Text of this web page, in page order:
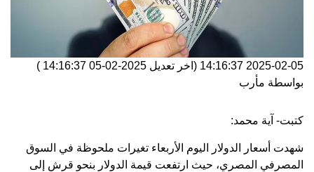
2025-02-05 14:16:37 (اخر تعديل 2025-02-05 14:16:37
)
بواسطة مأرب
كتبت- آية محمد:
شهدت أسعار الدولار اليوم الأربعاء تغيرات ملحوظة في السوق
المصرفي المصري، حيث ارتفعت قيمة الدولار بنحو قرش إلى